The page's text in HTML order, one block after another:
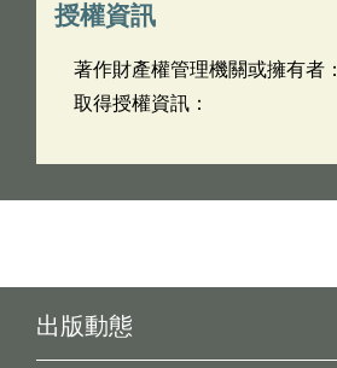
授權資訊
著作財產權管理機關或擁有者：
取得授權資訊：
出版動態